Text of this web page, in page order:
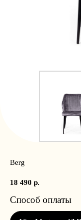
Berg
18 490 р.